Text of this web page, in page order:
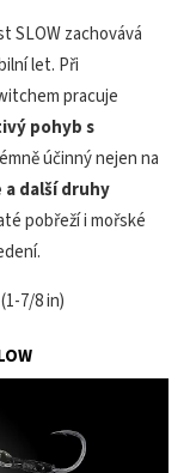
SLOW zachovává
let. Při
pracuje
pohyb s
účinný nejen na
další druhy
pobřeží i mořské
7/8 in)